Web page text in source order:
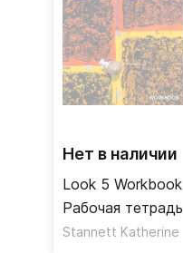
Нет в наличии
Look 5 Workbook
Рабочая тетрадь
Stannett Katherine